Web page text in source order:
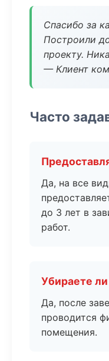
Спасибо за
Построили
проекту.
— Клиент
Часто
Да, на все
до 3 лет в
работ.
Убираете
Да, после
проводится
помещения.